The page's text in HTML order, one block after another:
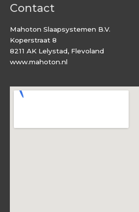
Contact
Mahoton Slaapsystemen B.V.
Koperstraat 8
8211 AK Lelystad, Flevoland
www.mahoton.nl